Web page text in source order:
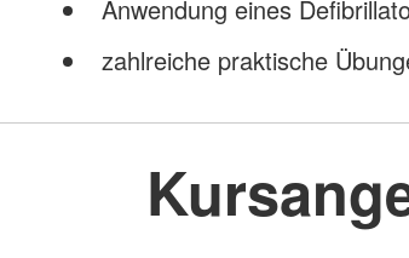
Anwendung eines
zahlreiche praktische